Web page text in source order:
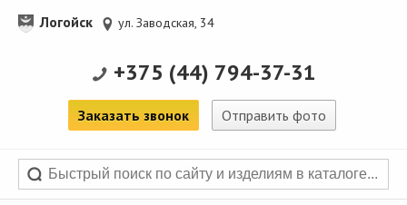
Логойск ул. Заводская, 34
+375 (44) 794-37-31
Заказать звонок Отправить фото